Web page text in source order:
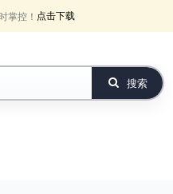
掌控！ 点击下载
搜索